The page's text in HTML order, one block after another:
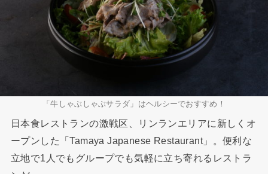
「牛しゃぶしゃぶサラダ」はヘルシーでおすすめ！
日本食レストランの激戦区、リンランエリアに新しくオ
ープンした「Tamaya Japanese Restaurant」。便利な
立地で1人でもグループでも気軽に立ち寄れるレストラ